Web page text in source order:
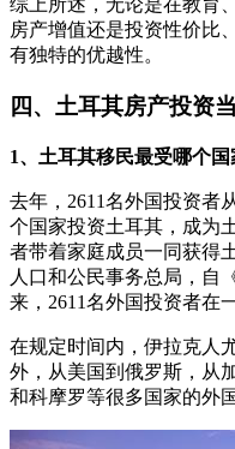
综上所述，无论是在教育
房产增值还是投资性价比
有独特的优越性。
四、土耳其房产投资
1、土耳其移民最受哪个
去年，2611名外国投资者
个国家投资土耳其，成为
者带着家庭成员一同获得
人口和公民事务总局，自
来，2611名外国投资者在
在规定时间内，伊拉克人
外，从美国到俄罗斯，从
和科摩罗等很多国家的外